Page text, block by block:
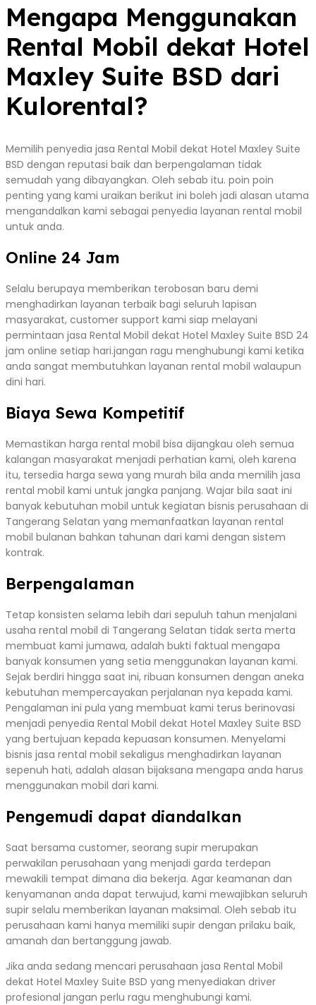
Mengapa Menggunakan
Rental Mobil dekat Hotel
Maxley Suite BSD dari
Kulorental?
Memilih penyedia jasa Rental Mobil dekat Hotel Maxley Suite
BSD dengan reputasi baik dan berpengalaman tidak
semudah yang dibayangkan. Oleh sebab itu. poin poin
penting yang kami uraikan berikut ini boleh jadi alasan utama
mengandalkan kami sebagai penyedia layanan rental mobil
untuk anda.
Online 24 Jam
Selalu berupaya memberikan terobosan baru demi
menghadirkan layanan terbaik bagi seluruh lapisan
masyarakat, customer support kami siap melayani
permintaan jasa Rental Mobil dekat Hotel Maxley Suite BSD 24
jam online setiap hari.jangan ragu menghubungi kami ketika
anda sangat membutuhkan layanan rental mobil walaupun
dini hari.
Biaya Sewa Kompetitif
Memastikan harga rental mobil bisa dijangkau oleh semua
kalangan masyarakat menjadi perhatian kami, oleh karena
itu, tersedia harga sewa yang murah bila anda memilih jasa
rental mobil kami untuk jangka panjang. Wajar bila saat ini
banyak kebutuhan mobil untuk kegiatan bisnis perusahaan di
Tangerang Selatan yang memanfaatkan layanan rental
mobil bulanan bahkan tahunan dari kami dengan sistem
kontrak.
Berpengalaman
Tetap konsisten selama lebih dari sepuluh tahun menjalani
usaha rental mobil di Tangerang Selatan tidak serta merta
membuat kami jumawa, adalah bukti faktual mengapa
banyak konsumen yang setia menggunakan layanan kami.
Sejak berdiri hingga saat ini, ribuan konsumen dengan aneka
kebutuhan mempercayakan perjalanan nya kepada kami.
Pengalaman ini pula yang membuat kami terus berinovasi
menjadi penyedia Rental Mobil dekat Hotel Maxley Suite BSD
yang bertujuan kepada kepuasan konsumen. Menyelami
bisnis jasa rental mobil sekaligus menghadirkan layanan
sepenuh hati, adalah alasan bijaksana mengapa anda harus
menggunakan mobil dari kami.
Pengemudi dapat diandalkan
Saat bersama customer, seorang supir merupakan
perwakilan perusahaan yang menjadi garda terdepan
mewakili tempat dimana dia bekerja. Agar keamanan dan
kenyamanan anda dapat terwujud, kami mewajibkan seluruh
supir selalu memberikan layanan maksimal. Oleh sebab itu
perusahaan kami hanya memiliki supir dengan prilaku baik,
amanah dan bertanggung jawab.
Jika anda sedang mencari perusahaan jasa Rental Mobil
dekat Hotel Maxley Suite BSD yang menyediakan driver
profesional jangan perlu ragu menghubungi kami.